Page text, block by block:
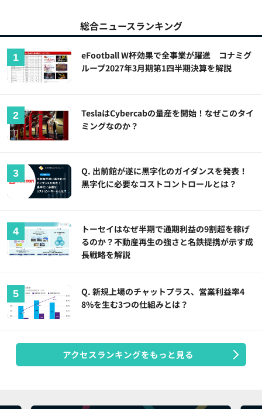
総合ニュースランキング
eFootball W杯効果で全事業が躍進 コナミグ
ループ2027年3月期第1四半期決算を解説
TeslaはCybercabの量産を開始！なぜこのタイ
ミングなのか？
Q. 出前館が遂に黒字化のガイダンスを発表！
黒字化に必要なコストコントロールとは？
トーセイはなぜ半期で通期利益の9割超を稼げ
るのか？不動産再生の強さと名鉄提携が示す成
長戦略を解説
Q. 新規上場のチャットプラス、営業利益率4
8%を生む3つの仕組みとは？
アクセスランキングをもっと見る